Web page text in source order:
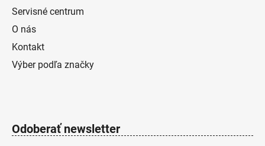
Servisné centrum
O nás
Kontakt
Výber podľa značky
Odoberať newsletter